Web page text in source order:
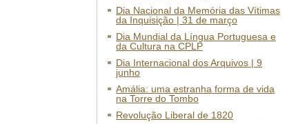
Dia Nacional da Memória das Vítimas
da Inquisição | 31 de março
Dia Mundial da Língua Portuguesa e
da Cultura na CPLP
Dia Internacional dos Arquivos | 9
junho
Amália: uma estranha forma de vida
na Torre do Tombo
Revolução Liberal de 1820